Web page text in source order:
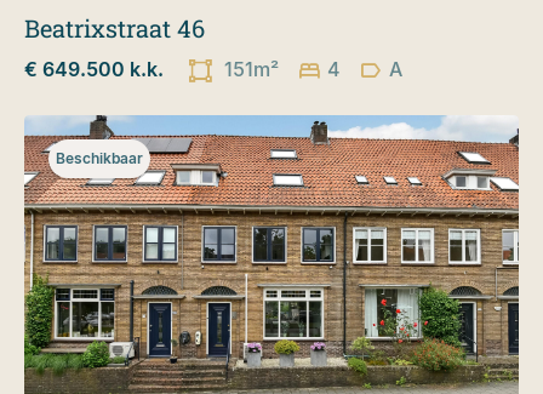
Beatrixstraat 46
€ 649.500 k.k. 151m² 4 A
Beschikbaar